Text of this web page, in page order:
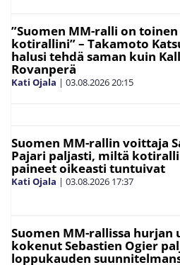
”Suomen MM-ralli on toinen
kotirallini” – Takamoto
halusi tehdä saman kuin
Rovanperä
Kati Ojala | 03.08.202620:15
Suomen MM-rallin voittaja
Pajari paljasti, miltä
paineet oikeasti tuntuivat
Kati Ojala | 03.08.2026 17:37
Suomen MM-rallissa hurjan
kokenut Sebastien Ogier
loppukauden